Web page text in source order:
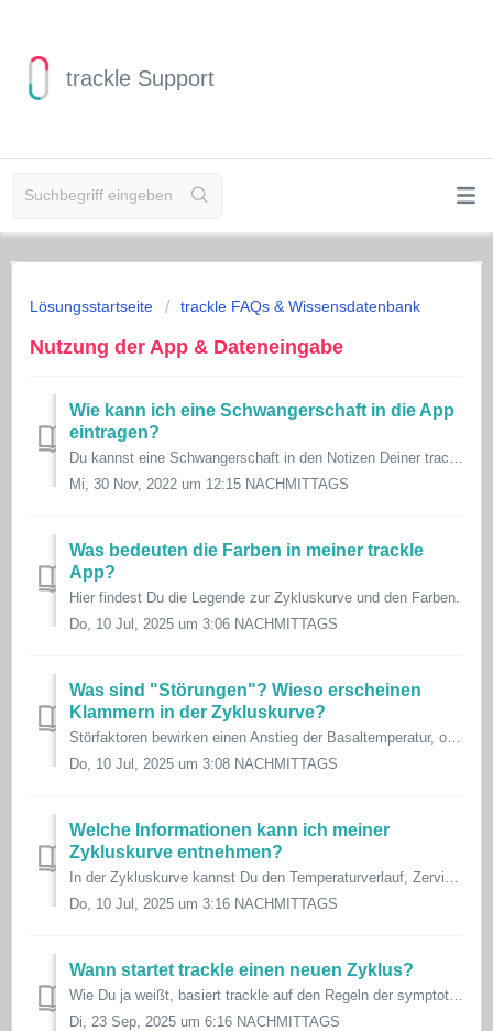
trackle Support
Lösungsstartseite trackle FAQs & Wissensdatenbank
Nutzung der App & Dateneingabe
Wie kann ich eine Schwangerschaft in die App
eintragen?
Du kannst eine Schwangerschaft in den Notizen Deiner trackle App vermerken.
Mi, 30 Nov, 2022 um 12:15 NACHMITTAGS
Was bedeuten die Farben in meiner trackle
App?
Hier findest Du die Legende zur Zykluskurve und den Farben.
Do, 10 Jul, 2025 um 3:06 NACHMITTAGS
Was sind "Störungen"? Wieso erscheinen
Klammern in der Zykluskurve?
Störfaktoren bewirken einen Anstieg der Basaltemperatur, ohne dass der Eisprung schon stattgefunden hat. Ganz wichtig: Jede von uns ist anders und reag...
Do, 10 Jul, 2025 um 3:08 NACHMITTAGS
Welche Informationen kann ich meiner
Zykluskurve entnehmen?
In der Zykluskurve kannst Du den Temperaturverlauf, Zervixschleimverlauf und ggf. einen Eisprung erkennen. Weitere Details kannst Du unter dem folgenden Lin...
Do, 10 Jul, 2025 um 3:16 NACHMITTAGS
Wann startet trackle einen neuen Zyklus?
Wie Du ja weißt, basiert trackle auf den Regeln der symptothermalen Methode, eine Methode, die viele Jahre erforscht wurde. Die symptothermale Methode hat s...
Di, 23 Sep, 2025 um 6:16 NACHMITTAGS